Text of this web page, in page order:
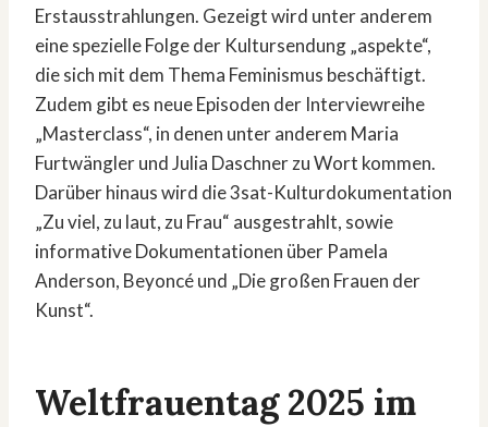
Erstausstrahlungen. Gezeigt wird unter anderem
eine spezielle Folge der Kultursendung „aspekte“,
die sich mit dem Thema Feminismus beschäftigt.
Zudem gibt es neue Episoden der Interviewreihe
„Masterclass“, in denen unter anderem Maria
Furtwängler und Julia Daschner zu Wort kommen.
Darüber hinaus wird die 3sat-Kulturdokumentation
„Zu viel, zu laut, zu Frau“ ausgestrahlt, sowie
informative Dokumentationen über Pamela
Anderson, Beyoncé und „Die großen Frauen der
Kunst“.
Weltfrauentag 2025 im